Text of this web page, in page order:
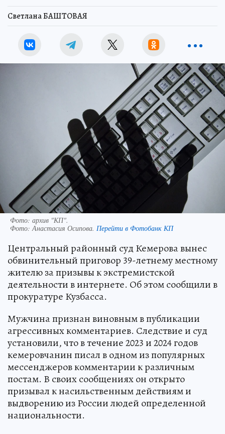
Светлана БАШТОВАЯ
Фото: архив "КП".
Фото: Анастасия Осипова. Перейти в Фотобанк КП
Центральный районный суд Кемерова вынес
обвинительный приговор 39-летнему местному
жителю за призывы к экстремистской
деятельности в интернете. Об этом сообщили в
прокуратуре Кузбасса.
Мужчина признан виновным в публикации
агрессивных комментариев. Следствие и суд
установили, что в течение 2023 и 2024 годов
кемеровчанин писал в одном из популярных
мессенджеров комментарии к различным
постам. В своих сообщениях он открыто
призывал к насильственным действиям и
выдворению из России людей определенной
национальности.